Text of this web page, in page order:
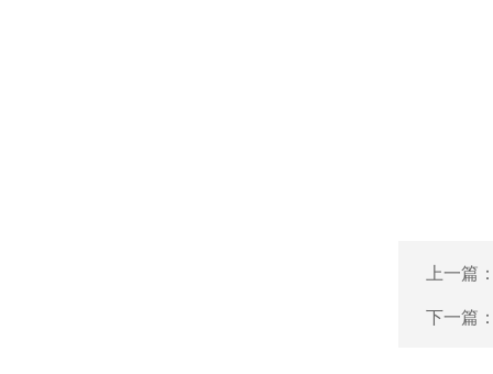
上一篇
下一篇